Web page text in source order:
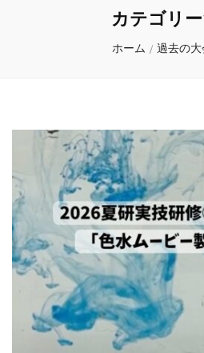
カテゴリ
ホーム / 過去の大